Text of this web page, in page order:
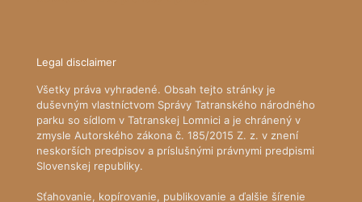
Legal disclaimer
Všetky práva vyhradené. Obsah tejto stránky je
duševným vlastníctvom Správy Tatranského národného
parku so sídlom v Tatranskej Lomnici a je chránený v
zmysle Autorského zákona č. 185/2015 Z. z. v znení
neskorších predpisov a príslušnými právnymi predpismi
Slovenskej republiky.
Sťahovanie, kopírovanie, publikovanie a ďalšie šírenie